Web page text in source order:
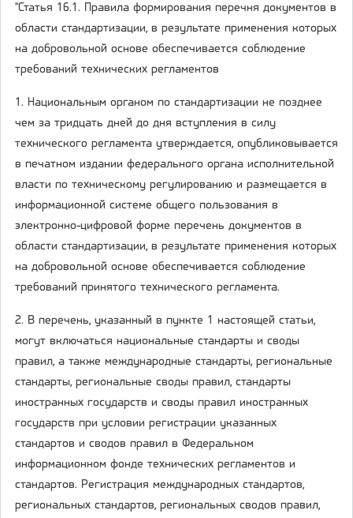
"Статья 16.1. Правила формирования перечня документов в
области стандартизации, в результате применения которых
на добровольной основе обеспечивается соблюдение
требований технических регламентов
1. Национальным органом по стандартизации не позднее
чем за тридцать дней до дня вступления в силу
технического регламента утверждается, опубликовывается
в печатном издании федерального органа исполнительной
власти по техническому регулированию и размещается в
информационной системе общего пользования в
электронно-цифровой форме перечень документов в
области стандартизации, в результате применения которых
на добровольной основе обеспечивается соблюдение
требований принятого технического регламента.
2. В перечень, указанный в пункте 1 настоящей статьи,
могут включаться национальные стандарты и своды
правил, а также международные стандарты, региональные
стандарты, региональные своды правил, стандарты
иностранных государств и своды правил иностранных
государств при условии регистрации указанных
стандартов и сводов правил в Федеральном
информационном фонде технических регламентов и
стандартов. Регистрация международных стандартов,
региональных стандартов, региональных сводов правил,